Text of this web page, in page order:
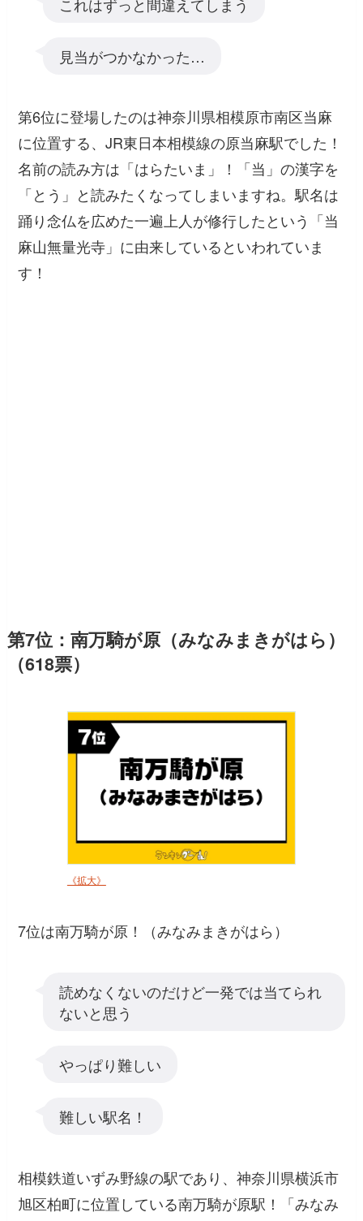
見当がつかなかった…
第6位に登場したのは神奈川県相模原市南区当麻
に位置する、JR東日本相模線の原当麻駅でした！
名前の読み方は「はらたいま」！「当」の漢字を
「とう」と読みたくなってしまいますね。駅名は
踊り念仏を広めた一遍上人が修行したという「当
麻山無量光寺」に由来しているといわれていま
す！
第7位：南万騎が原（みなみまきがはら）
（618票）
《拡大》
7位は南万騎が原！（みなみまきがはら）
読めなくないのだけど一発では当てられ
ないと思う
やっぱり難しい
難しい駅名！
相模鉄道いずみ野線の駅であり、神奈川県横浜市
旭区柏町に位置している南万騎が原駅！「みなみ